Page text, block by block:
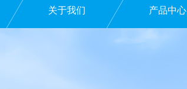
关于我们 产品中心